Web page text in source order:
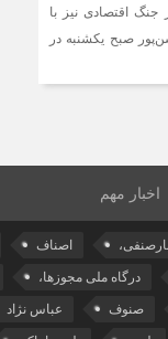
اقتصادی نیز با
صبح یکشنبه در
اخبار مهم
اصناف
درگاه ملی مجوزها،
صنوف عباس نژاد